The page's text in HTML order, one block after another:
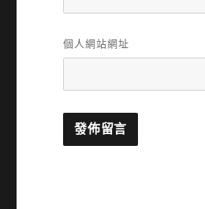
個人網站網址